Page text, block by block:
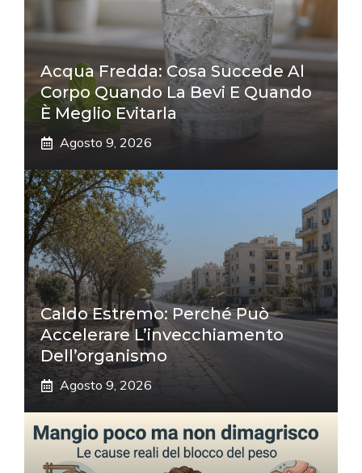
Acqua Fredda: Cosa Succede Al
Corpo Quando La Bevi E Quando
È Meglio Evitarla
Agosto 9, 2026
Caldo Estremo: Perché Può
Accelerare L’invecchiamento
Dell’organismo
Agosto 9, 2026